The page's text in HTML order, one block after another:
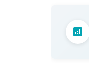
analytics